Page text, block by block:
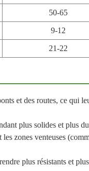
50-65
9-12
21-22
et des routes, ce qui
plus solides et plus
zones venteuses
plus résistants et plus